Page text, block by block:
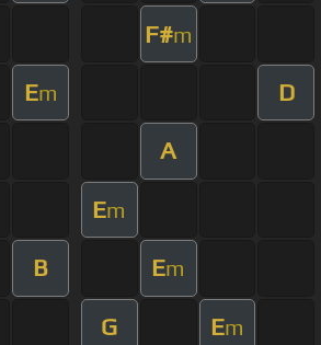
F#m
Em D
A
Em
B Em
G Em